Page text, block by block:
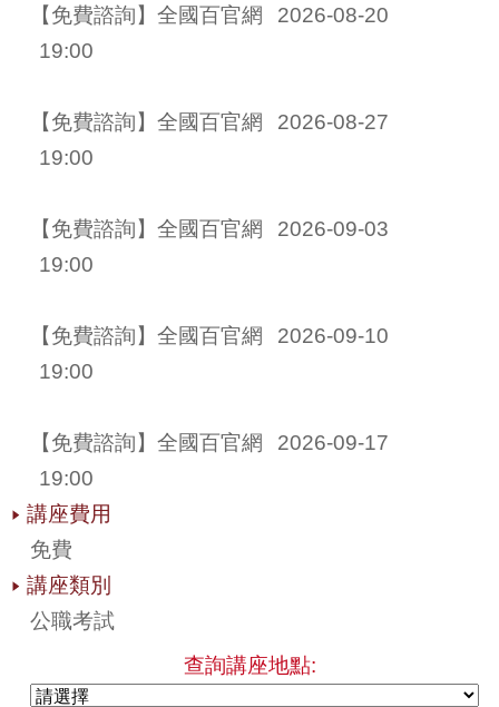
【免費諮詢】全國百官網
2026-08-20
19:00
【免費諮詢】全國百官網
2026-08-27
19:00
【免費諮詢】全國百官網
2026-09-03
19:00
【免費諮詢】全國百官網
2026-09-10
19:00
【免費諮詢】全國百官網
2026-09-17
19:00
講座費用
免費
講座類別
公職考試
查詢講座地點: